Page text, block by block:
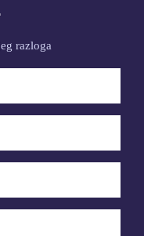
razloga